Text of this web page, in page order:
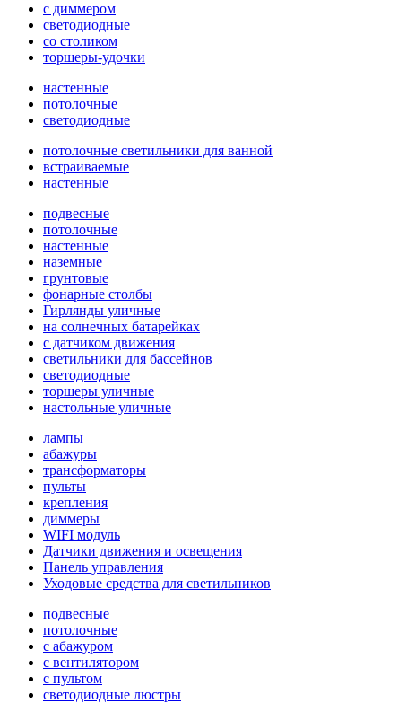
с диммером
светодиодные
со столиком
торшеры-удочки
настенные
потолочные
светодиодные
потолочные светильники для ванной
встраиваемые
настенные
подвесные
потолочные
настенные
наземные
грунтовые
фонарные столбы
Гирлянды уличные
на солнечных батарейках
с датчиком движения
светильники для бассейнов
светодиодные
торшеры уличные
настольные уличные
лампы
абажуры
трансформаторы
пульты
крепления
диммеры
WIFI модуль
Датчики движения и освещения
Панель управления
Уходовые средства для светильников
подвесные
потолочные
с абажуром
с вентилятором
с пультом
светодиодные люстры